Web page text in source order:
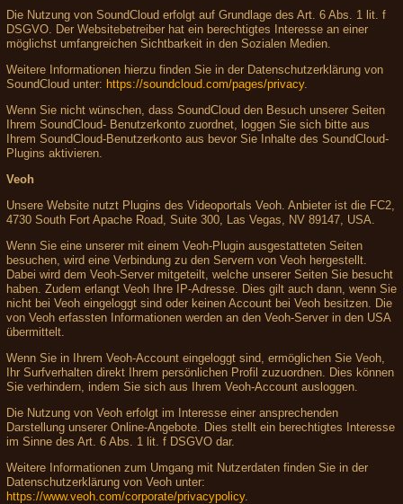
Die Nutzung von SoundCloud erfolgt auf Grundlage des Art. 6 Abs. 1 lit. f
DSGVO. Der Websitebetreiber hat ein berechtigtes Interesse an einer
möglichst umfangreichen Sichtbarkeit in den Sozialen Medien.
Weitere Informationen hierzu finden Sie in der Datenschutzerklärung von
SoundCloud unter: https://soundcloud.com/pages/privacy.
Wenn Sie nicht wünschen, dass SoundCloud den Besuch unserer Seiten
Ihrem SoundCloud- Benutzerkonto zuordnet, loggen Sie sich bitte aus
Ihrem SoundCloud-Benutzerkonto aus bevor Sie Inhalte des SoundCloud-
Plugins aktivieren.
Veoh
Unsere Website nutzt Plugins des Videoportals Veoh. Anbieter ist die FC2,
4730 South Fort Apache Road, Suite 300, Las Vegas, NV 89147, USA.
Wenn Sie eine unserer mit einem Veoh-Plugin ausgestatteten Seiten
besuchen, wird eine Verbindung zu den Servern von Veoh hergestellt.
Dabei wird dem Veoh-Server mitgeteilt, welche unserer Seiten Sie besucht
haben. Zudem erlangt Veoh Ihre IP-Adresse. Dies gilt auch dann, wenn Sie
nicht bei Veoh eingeloggt sind oder keinen Account bei Veoh besitzen. Die
von Veoh erfassten Informationen werden an den Veoh-Server in den USA
übermittelt.
Wenn Sie in Ihrem Veoh-Account eingeloggt sind, ermöglichen Sie Veoh,
Ihr Surfverhalten direkt Ihrem persönlichen Profil zuzuordnen. Dies können
Sie verhindern, indem Sie sich aus Ihrem Veoh-Account ausloggen.
Die Nutzung von Veoh erfolgt im Interesse einer ansprechenden
Darstellung unserer Online-Angebote. Dies stellt ein berechtigtes Interesse
im Sinne des Art. 6 Abs. 1 lit. f DSGVO dar.
Weitere Informationen zum Umgang mit Nutzerdaten finden Sie in der
Datenschutzerklärung von Veoh unter:
https://www.veoh.com/corporate/privacypolicy.